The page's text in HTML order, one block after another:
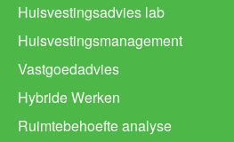
Huisvestingsadvies lab
Huisvestingsmanagement
Vastgoedadvies
Hybride Werken
Ruimtebehoefte analyse